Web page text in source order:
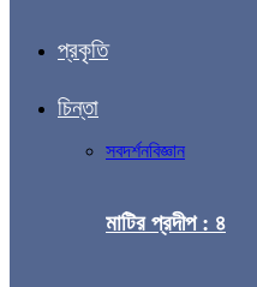
প্রকৃতি
চিন্তা
সবদর্শনবিজ্ঞান
মাটির প্রদীপ : ৪